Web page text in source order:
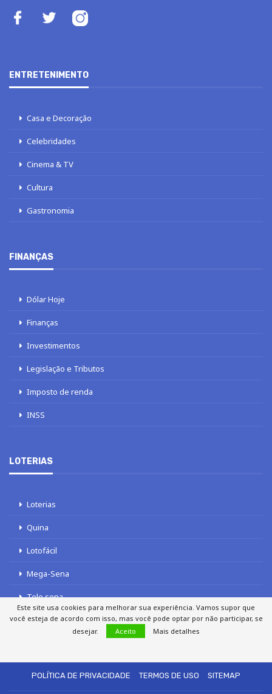
ENTRETENIMENTO
Casa e Decoração
Celebridades
Cinema & TV
Cultura
Gastronomia
FINANÇAS
Dólar Hoje
Finanças
Investimentos
Legislação e Tributos
Imposto de renda
INSS
LOTERIAS
Loterias
Quina
Lotofácil
Mega-Sena
Tele sena
POLÍTICA DE PRIVACIDADE
TERMOS DE USO SITEMAP
Este site usa cookies para melhorar sua experiência. Vamos supor que
você esteja de acordo com isso, mas você pode optar por não participar, se
desejar.
Aceito Mais detalhes